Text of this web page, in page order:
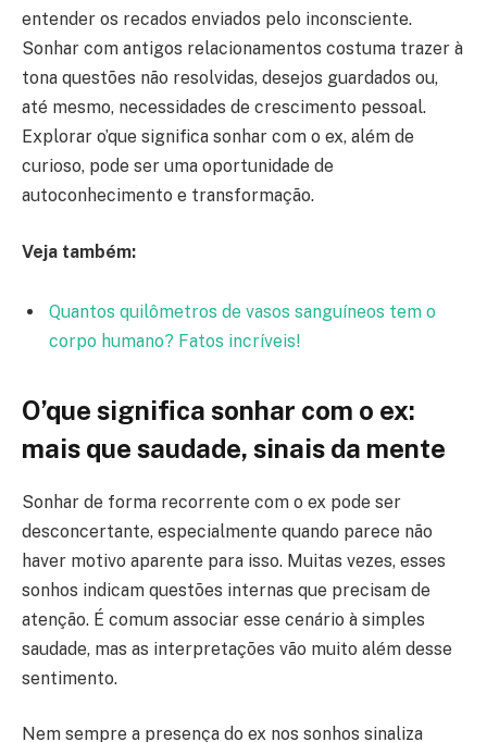
entender os recados enviados pelo inconsciente.
Sonhar com antigos relacionamentos costuma trazer à
tona questões não resolvidas, desejos guardados ou,
até mesmo, necessidades de crescimento pessoal.
Explorar o’que significa sonhar com o ex, além de
curioso, pode ser uma oportunidade de
autoconhecimento e transformação.
Veja também:
Quantos quilômetros de vasos sanguíneos tem o
corpo humano? Fatos incríveis!
O’que significa sonhar com o ex:
mais que saudade, sinais da mente
Sonhar de forma recorrente com o ex pode ser
desconcertante, especialmente quando parece não
haver motivo aparente para isso. Muitas vezes, esses
sonhos indicam questões internas que precisam de
atenção. É comum associar esse cenário à simples
saudade, mas as interpretações vão muito além desse
sentimento.
Nem sempre a presença do ex nos sonhos sinaliza